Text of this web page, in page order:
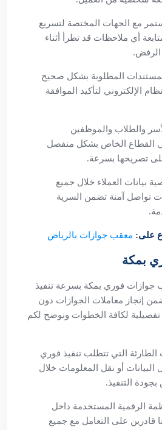
مع الجهات المختصة لتسريع
أي ملاحظات قد تطرأ أثناء
الرفض.
المطلوبة بشكل صحيح
الإلكتروني لتأكيد الموافقة
والطلاب والموظفين
في القطاع الخاص بشكل منفصل
تصريحها بسرعة.
العملاء خلال جميع
تواصل آمنة تضمن السرية
على: معقب جوازات بالرياض
بمكة
جوازات فوري بمكة بسرعة تنفيذ
إنجاز معاملات الجوازات دون
تفصيلية لكافة الخطوات ونوضح لكم
الطارئة التي تتطلب تنفيذ فوري
البيانات أو نقل المعلومات خلال
التنفيذ.
الرقمية المستخدمة داخل
قادرين على التعامل مع جميع